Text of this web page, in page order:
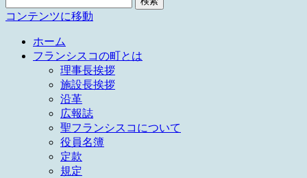
索:
コンテンツに移動
ホーム
フランシスコの町とは
理事長挨拶
施設長挨拶
沿革
広報誌
聖フランシスコについて
役員名簿
定款
規定